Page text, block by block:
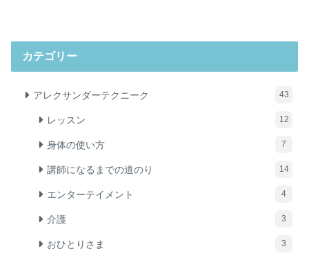
カテゴリー
アレクサンダーテクニーク 43
レッスン 12
身体の使い方 7
講師になるまでの道のり 14
エンターテイメント 4
介護 3
おひとりさま 3